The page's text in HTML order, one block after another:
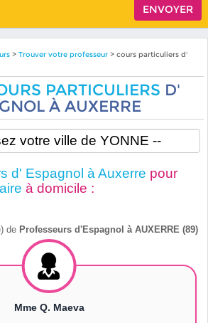
> Trouver votre professeur> cours particuliers d'
PARTICULIERS D'
À AUXERRE
d' Espagnol à Auxerre pour
à domicile :
de Professeurs d'Espagnol à AUXERRE (89)
Mme Q. Maeva